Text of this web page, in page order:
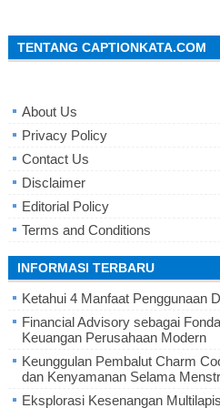
TENTANG CAPTIONKATA.COM
About Us
Privacy Policy
Contact Us
Disclaimer
Editorial Policy
Terms and Conditions
INFORMASI TERBARU
Ketahui 4 Manfaat Penggunaan
Financial Advisory sebagai
Keuangan Perusahaan Modern
Keunggulan Pembalut Charm
dan Kenyamanan Selama
Eksplorasi Kesenangan